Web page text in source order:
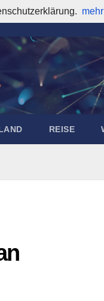
REISE